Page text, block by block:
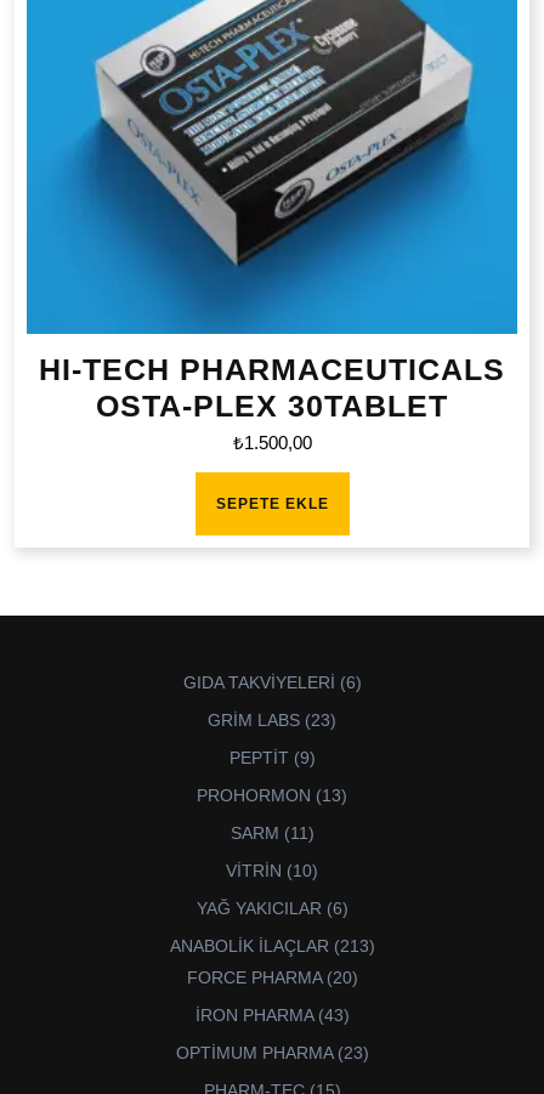
HI-TECH PHARMACEUTICALS
OSTA-PLEX 30TABLET
₺1.500,00
SEPETE EKLE
GIDA TAKVİYELERİ 66
GRİM LABS 2323
PEPTİT 99
PROHORMON 1313
SARM 1111
VİTRİN 1010
YAĞ YAKICILAR 66
ANABOLİK İLAÇLAR 213213
FORCE PHARMA 2020
İRON PHARMA 4343
OPTİMUM PHARMA 2323
PHARM-TEC 1515